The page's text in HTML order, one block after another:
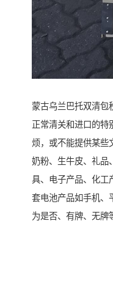
蒙古乌兰巴托双清包
正常清关和进口的特
烦，或不能提供某些
奶粉、生牛皮、礼品
具、电子产品、化工
套电池产品如手机、
为是否、有牌、无牌